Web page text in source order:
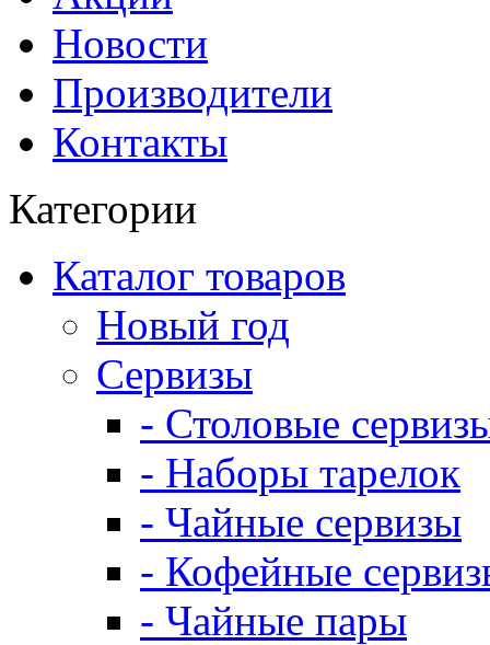
Новости
Производители
Контакты
Категории
Каталог товаров
Новый год
Сервизы
- Столовые
- Наборы тарелок
- Чайные сервизы
- Кофейные
- Чайные пары